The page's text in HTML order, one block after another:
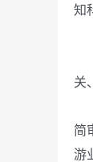
知
“
关
简
游